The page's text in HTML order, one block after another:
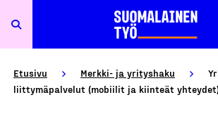
Etusivu Merkki- ja yrityshaku
liittymäpalvelut (mobiilit ja kiinteät